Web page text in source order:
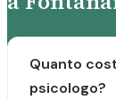
Quanto
psicologo?